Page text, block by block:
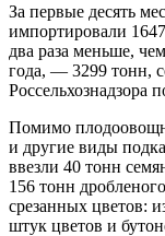
За первые десять
импортировали
два раза меньше,
года, — 3299 тонн,
Россельхознадзора
Помимо
и другие виды
ввезли 40 тонн
156 тонн
срезанных цветов:
штук цветов и